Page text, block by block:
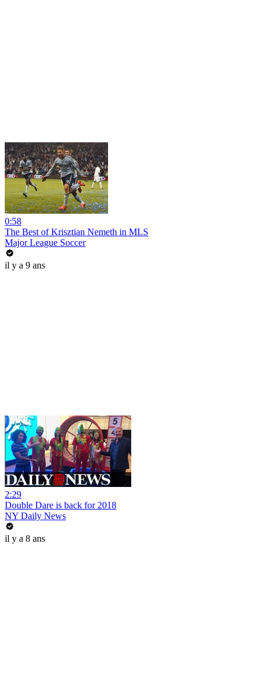
0:58
The Best of Krisztian Nemeth in MLS
Major League Soccer
il y a 9 ans
2:29
Double Dare is back for 2018
NY Daily News
il y a 8 ans